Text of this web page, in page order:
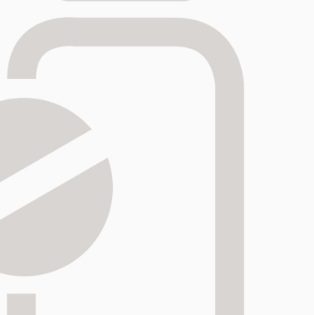
voimassa olevaa reseptiä, ja voit
varten sinun pitää ensin
jonka jälkeen voit maksaa ostoksesi.